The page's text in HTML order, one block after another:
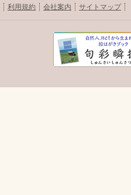
利用規約 会社案内 サイトマップ